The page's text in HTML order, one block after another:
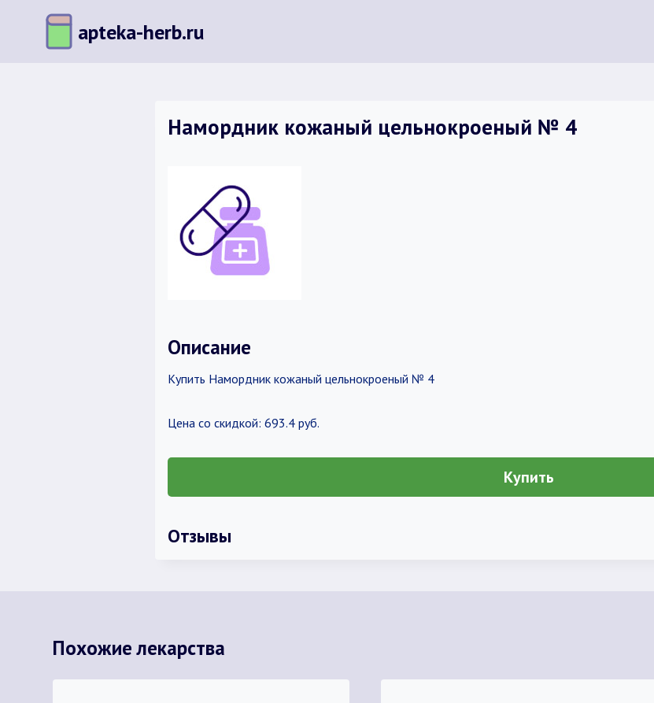
содержимому
apteka-herb.ru
Намордник кожаный цельнокроеный № 4
Описание
Купить Намордник кожаный цельнокроеный № 4
Цена со скидкой: 693.4 руб.
Купить
Отзывы
Похожие лекарства